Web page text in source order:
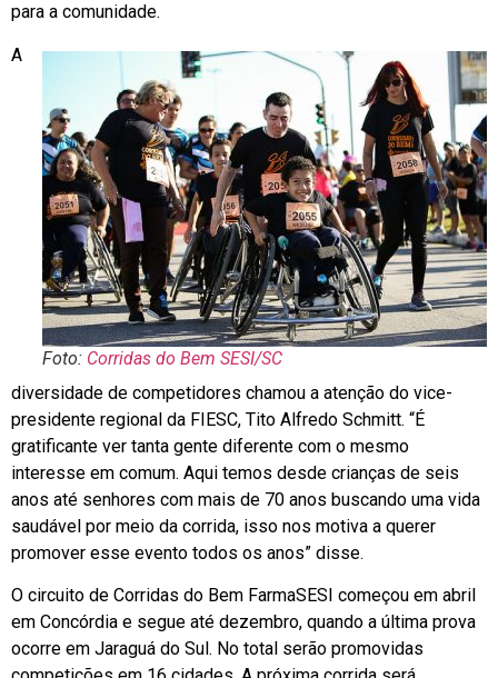
para a comunidade.
Foto: Corridas do Bem SESI/SC
A
diversidade de competidores chamou a atenção do vice-
presidente regional da FIESC, Tito Alfredo Schmitt. “É
gratificante ver tanta gente diferente com o mesmo
interesse em comum. Aqui temos desde crianças de seis
anos até senhores com mais de 70 anos buscando uma vida
saudável por meio da corrida, isso nos motiva a querer
promover esse evento todos os anos” disse.
O circuito de Corridas do Bem FarmaSESI começou em abril
em Concórdia e segue até dezembro, quando a última prova
ocorre em Jaraguá do Sul. No total serão promovidas